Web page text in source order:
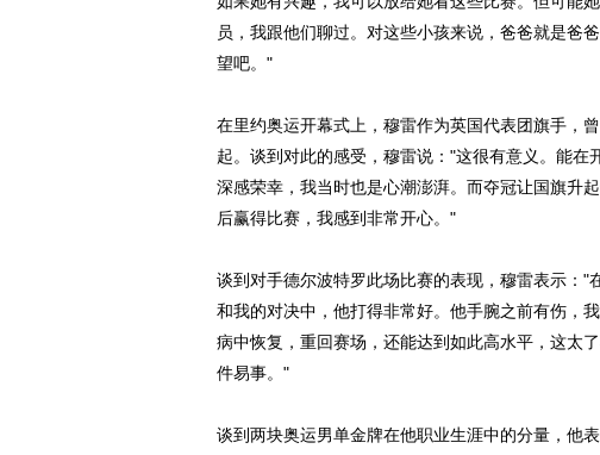
员，我跟他们聊过。对这些小孩来说，爸爸就是爸
望吧。"
在里约奥运开幕式上，穆雷作为英国代表团旗手，
起。谈到对此的感受，穆雷说："这很有意义。能
深感荣幸，我当时也是心潮澎湃。而夺冠让国旗升
后赢得比赛，我感到非常开心。"
谈到对手德尔波特罗此场比赛的表现，穆雷表示：
和我的对决中，他打得非常好。他手腕之前有伤，
病中恢复，重回赛场，还能达到如此高水平，这太
件易事。"
谈到两块奥运男单金牌在他职业生涯中的分量，他